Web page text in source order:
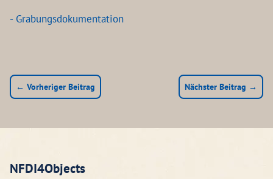
- Grabungsdokumentation
← Vorheriger Beitrag Nächster Beitrag →
NFDI4Objects